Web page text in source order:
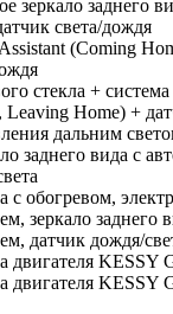
зеркало заднего
света/дождя
(Coming
стекла +
Home) +
дальним
заднего вида с
с обогревом,
зеркало заднего
датчик дождя/
двигателя KESSY
двигателя KESSY